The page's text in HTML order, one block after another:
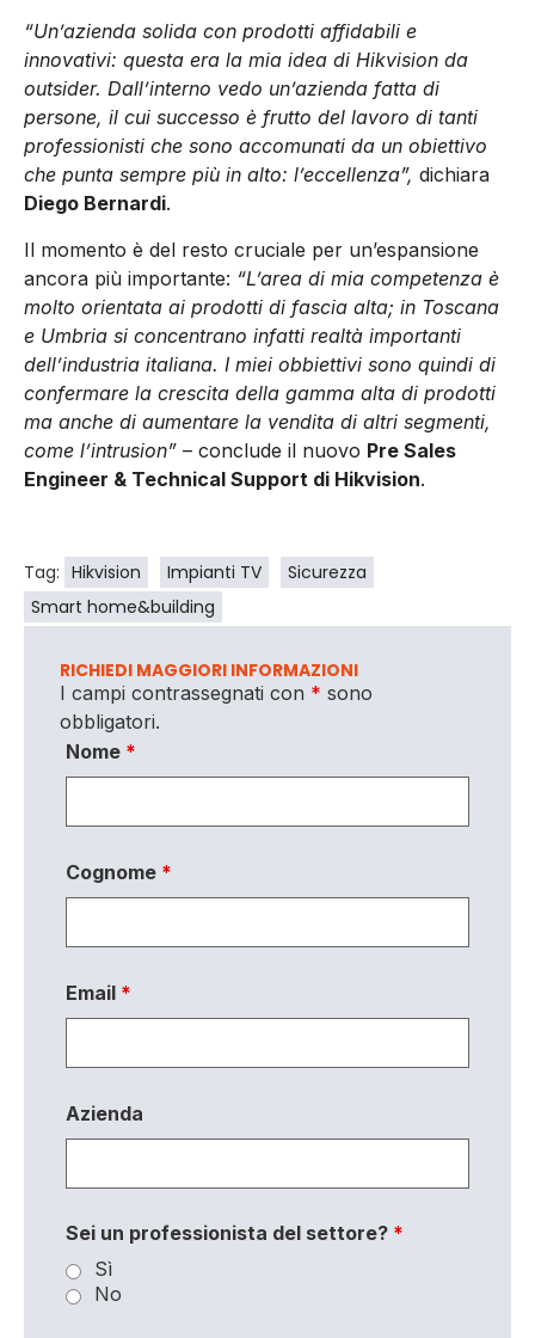
“Un’azienda solida con prodotti affidabili e
innovativi: questa era la mia idea di Hikvision da
outsider. Dall’interno vedo un’azienda fatta di
persone, il cui successo è frutto del lavoro di tanti
professionisti che sono accomunati da un obiettivo
che punta sempre più in alto: l’eccellenza”, dichiara
Diego Bernardi.
Il momento è del resto cruciale per un’espansione
ancora più importante: “L’area di mia competenza è
molto orientata ai prodotti di fascia alta; in Toscana
e Umbria si concentrano infatti realtà importanti
dell’industria italiana. I miei obbiettivi sono quindi di
confermare la crescita della gamma alta di prodotti
ma anche di aumentare la vendita di altri segmenti,
come l’intrusion” – conclude il nuovo Pre Sales
Engineer & Technical Support di Hikvision.
Tag: Hikvision Impianti TV
Sicurezza
Smart home&building
RICHIEDI MAGGIORI INFORMAZIONI
I campi contrassegnati con * sono
obbligatori.
Nome *
Cognome *
Email *
Azienda
Sei un professionista del settore? *
Sì
No